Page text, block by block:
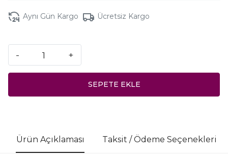
Aynı Gün Kargo Ücretsiz Kargo
- +
SEPETE EKLE
Ürün Açıklaması Taksit / Ödeme Seçenekleri